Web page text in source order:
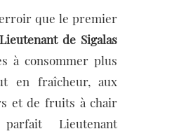
que le premier
de Sigalas
à consommer plus
en fraîcheur, aux
et de fruits à chair
Lieutenant